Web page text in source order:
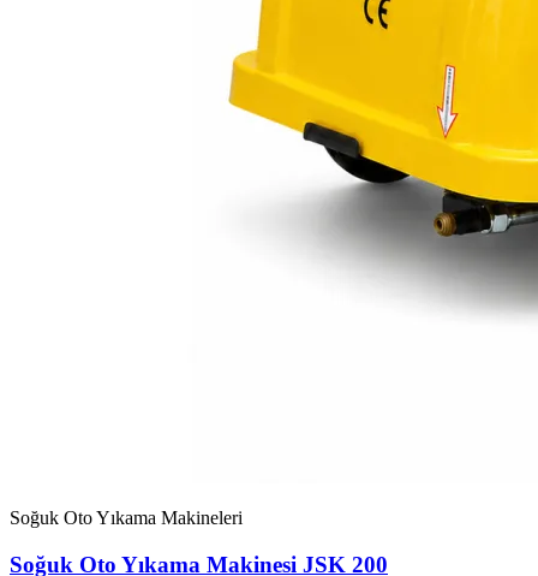
Soğuk Oto Yıkama Makineleri
Soğuk Oto Yıkama Makinesi JSK 200